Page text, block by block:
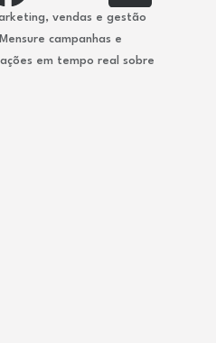
vendas e gestão
campanhas e
em tempo real sobre